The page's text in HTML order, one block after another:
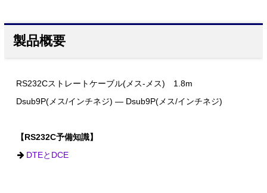
製品概要
RS232Cストレートケーブル(メス-メス) 1.8m
Dsub9P(メス/インチネジ) ― Dsub9P(メス/インチネジ)
【RS232C予備知識】
DTEとDCE